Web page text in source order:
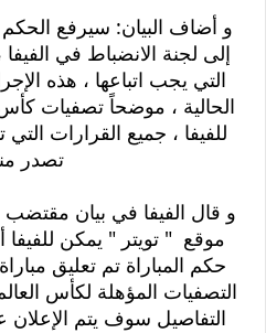
و أضاف البيان: سيرفع الحكم
إلى لجنة الانضباط في
التي يجب اتباعها ، هذه
الحالية ، موضحاً تصفيات
للفيفا ، جميع القرارات
تصدر
و قال الفيفا في بيان
موقع " تويتر " يمكن للفيفا
حكم المباراة تم تعليق
التفاصيل سوف يتم